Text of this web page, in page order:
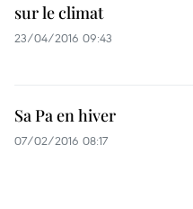
sur le climat
23/04/2016 09:43
Sa Pa en hiver
07/02/2016 08:17